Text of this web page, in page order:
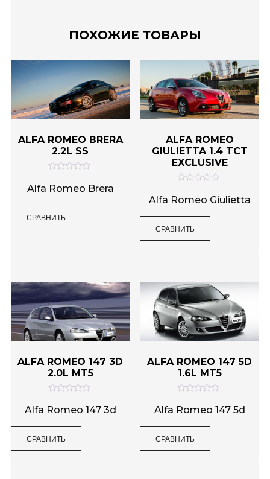
ПОХОЖИЕ ТОВАРЫ
ALFA ROMEO BRERA
2.2L SS
ц
е
а
Alfa Romeo Brera
СРАВНИТЬ
ALFA ROMEO
GIULIETTA 1.4 TCT
EXCLUSIVE
ц
е
а
Alfa Romeo Giulietta
СРАВНИТЬ
ALFA ROMEO 147 3D
2.0L MT5
ц
е
а
Alfa Romeo 147 3d
СРАВНИТЬ
ALFA ROMEO 147 5D
1.6L MT5
ц
е
а
Alfa Romeo 147 5d
СРАВНИТЬ